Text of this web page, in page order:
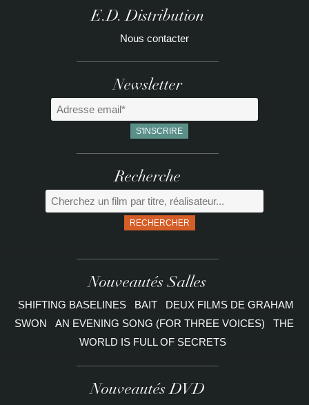
E.D. Distribution
Nous contacter
Newsletter
Recherche
RECHERCHER
Nouveautés Salles
SHIFTING BASELINES BAIT
DEUX FILMS DE GRAHAM
SWON
AN EVENING SONG (FOR THREE VOICES)
THE
WORLD IS FULL OF SECRETS
Nouveautés DVD